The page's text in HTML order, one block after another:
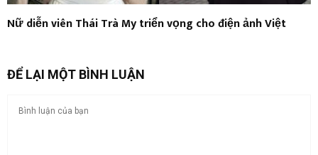
Nữ diễn viên Thái Trà My triển vọng cho điện ảnh Việt
ĐỂ LẠI MỘT BÌNH LUẬN